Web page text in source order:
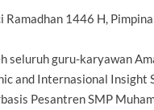
Ramadhan 1446 H,
seluruh guru-karyawan
and Internasional
Pesantren SMP